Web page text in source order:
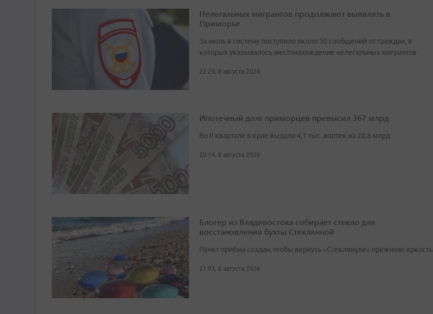
Нелегальных мигрантов продолжают выявлять в
Приморье
За июль в систему поступило около 30 сообщений от граждан, в
которых указывалось местонахождение нелегальных мигрантов
22:29, 8 августа 2026
Ипотечный долг приморцев превысил 367 млрд
Во II квартале в крае выдали 4,1 тыс. ипотек на 20,8 млрд
20:14, 8 августа 2026
Блогер из Владивостока собирает стекло для
восстановления бухты Стеклянной
Пункт приёма создан, чтобы вернуть «Стеклянухе» прежнюю яркость
21:03, 8 августа 2026